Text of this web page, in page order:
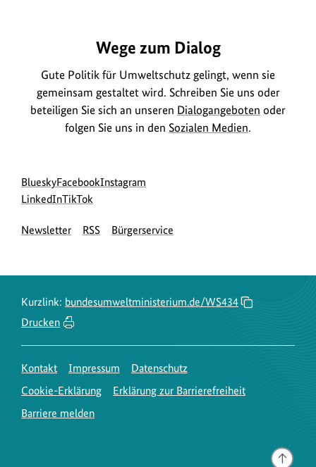
Wege zum Dialog
Gute Politik für Umweltschutz gelingt, wenn sie
gemeinsam gestaltet wird. Schreiben Sie uns oder
beteiligen Sie sich an unseren Dialogangeboten oder
folgen Sie uns in den Sozialen Medien.
Social
Media
Blueskyzur
Bluesky-
des
Facebookzur
des
Instagram
des
LinkedInzur
Seite
zur
Seite
TikTok
Newsletter RSS Bürgerservice
Kurzlink: bundesumweltministerium.de/WS434
Drucken
Kontakt Impressum
Datenschutz
Cookie-Erklärung
Erklärung zur Barrierefreiheit
Barriere melden
Gehe